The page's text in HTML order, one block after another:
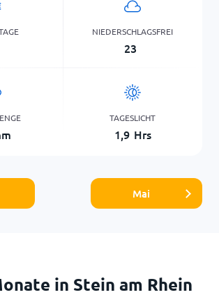
NIEDERSCHLAGSFREI
23
TAGESLICHT
1,9 Hrs
Mai
in Stein am Rhein